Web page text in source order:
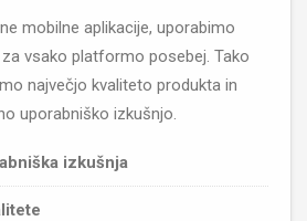
mobilne aplikacije, uporabimo
vsako platformo posebej. Tako
največjo kvaliteto produkta in
uporabniško izkušnjo.
izkušnja